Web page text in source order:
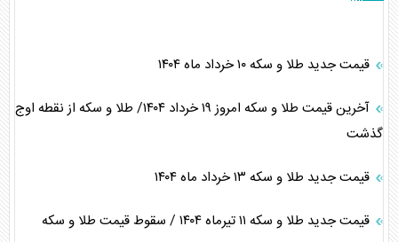
قیمت جدید طلا و سکه ۱۰ خرداد ماه ۱۴۰۴
آخرین قیمت طلا و سکه امروز ۱۹ خرداد ۱۴۰۴/ طلا و سکه از نقطه اوج
گذشت
قیمت جدید طلا و سکه ۱۳ خرداد ماه ۱۴۰۴
قیمت جدید طلا و سکه ۱۱ تیرماه ۱۴۰۴ / سقوط قیمت طلا و سکه